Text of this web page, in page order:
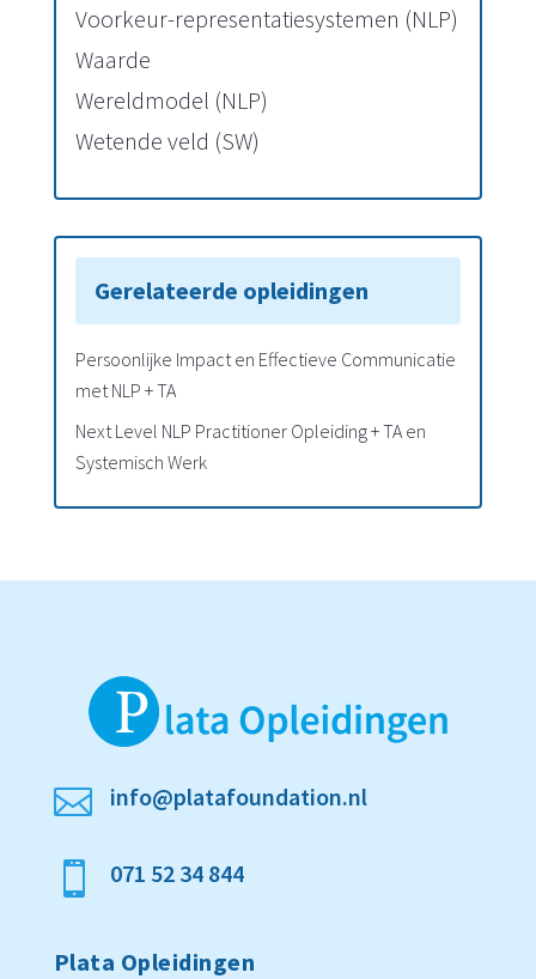
Voorkeur-representatiesystemen (NLP)
Waarde
Wereldmodel (NLP)
Wetende veld (SW)
Gerelateerde opleidingen
Persoonlijke Impact en Effectieve Communicatie
met NLP + TA
Next Level NLP Practitioner Opleiding + TA en
Systemisch Werk
 info@platafoundation.nl
 071 52 34 844
Plata Opleidingen